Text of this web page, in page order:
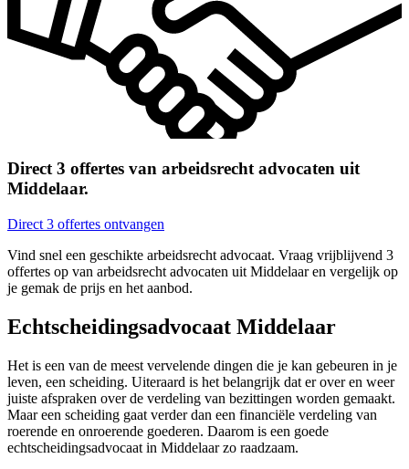
Direct 3 offertes van arbeidsrecht advocaten uit
Middelaar.
Direct 3 offertes ontvangen
Vind snel een geschikte arbeidsrecht advocaat. Vraag vrijblijvend 3
offertes op van arbeidsrecht advocaten uit Middelaar en vergelijk op
je gemak de prijs en het aanbod.
Echtscheidingsadvocaat Middelaar
Het is een van de meest vervelende dingen die je kan gebeuren in je
leven, een scheiding. Uiteraard is het belangrijk dat er over en weer
juiste afspraken over de verdeling van bezittingen worden gemaakt.
Maar een scheiding gaat verder dan een financiële verdeling van
roerende en onroerende goederen. Daarom is een goede
echtscheidingsadvocaat in Middelaar zo raadzaam.